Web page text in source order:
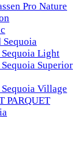
Pro Nature
Light
Superior
Village
PARQUET